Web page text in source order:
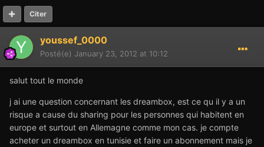
Citer
youssef_0000
Posté(e) January 23, 2012 at 10:12
salut tout le monde
j ai une question concernant les dreambox, est ce qu il y a un
risque a cause du sharing pour les personnes qui habitent en
europe et surtout en Allemagne comme mon cas. je compte
acheter un dreambox en tunisie et faire un abonnement mais je